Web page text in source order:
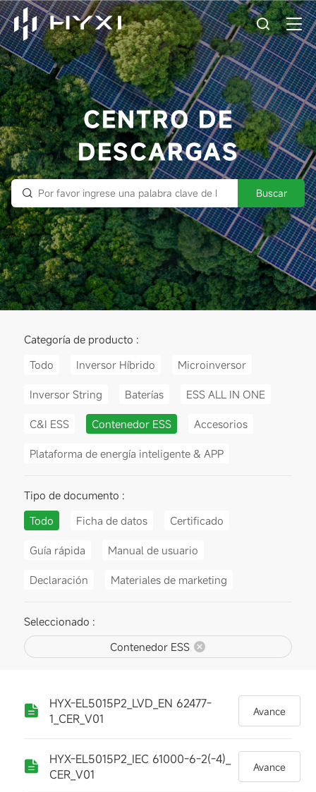
CENTRO DE
DESCARGAS
Buscar
Categoría de producto :
Todo
Inversor Híbrido Microinversor
Inversor String Baterías ESS ALL IN ONE
C&I ESS Contenedor ESS Accesorios
Plataforma de energía inteligente & APP
Tipo de documento :
Todo
Ficha de datos Certificado
Guía rápida Manual de usuario
Declaración Materiales de marketing
Seleccionado :
Contenedor ESS
HYX-EL5015P2_LVD_EN 62477-
1_CER_V01
Avance
HYX-EL5015P2_IEC 61000-6-2(-4)_
CER_V01
Avance